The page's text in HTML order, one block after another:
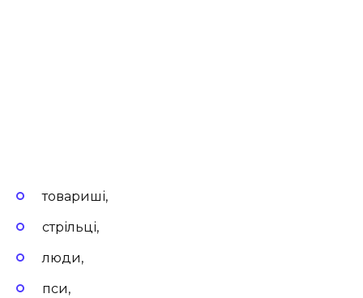
товариші,
стрільці,
люди,
пси,